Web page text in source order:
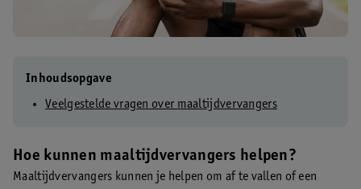
Inhoudsopgave
Veelgestelde vragen over maaltijdvervangers
Hoe kunnen maaltijdvervangers helpen?
Maaltijdvervangers kunnen je helpen om af te vallen of een